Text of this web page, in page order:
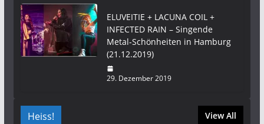
ELUVEITIE + LACUNA COIL +
INFECTED RAIN – Singende
Metal-Schönheiten in Hamburg
(21.12.2019)
29. Dezember 2019
Heiss! View All